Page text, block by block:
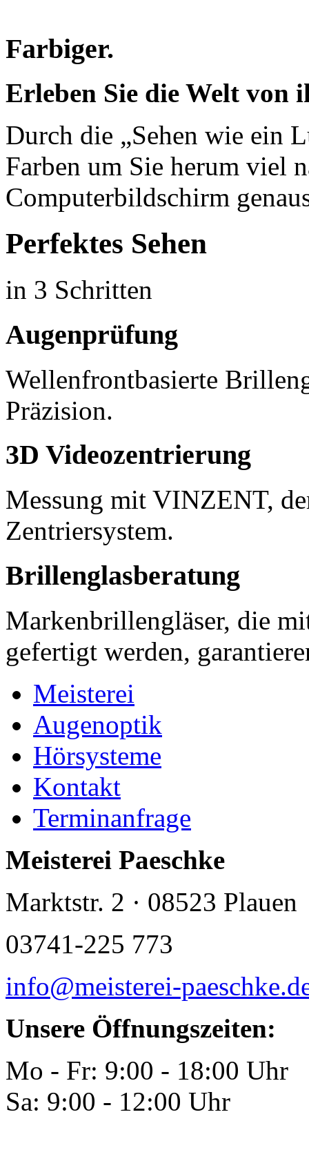
Farbiger.
Erleben Sie die Welt von
Durch die „Sehen wie ein
Farben um Sie herum viel
Computerbildschirm
Perfektes Sehen
in 3 Schritten
Augenprüfung
Wellenfrontbasierte
Präzision.
3D Videozentrierung
Messung mit VINZENT,
Zentriersystem.
Brillenglasberatung
Markenbrillengläser, die
gefertigt werden,
Meisterei
Augenoptik
Hörsysteme
Kontakt
Terminanfrage
Meisterei Paeschke
Marktstr. 2 · 08523 Plauen
03741-225 773
info@meisterei-
Unsere Öffnungszeiten:
Mo - Fr: 9:00 - 18:00 Uhr
Sa: 9:00 - 12:00 Uhr